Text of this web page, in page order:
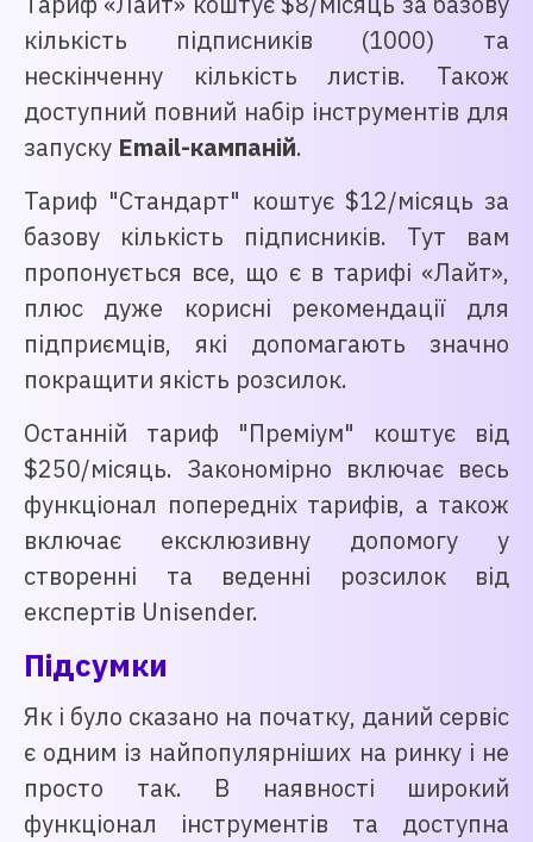
кількість підписників (1000) та
нескінченну кількість листів. Також
доступний повний набір інструментів для
запуску Email-кампаній.
Тариф "Стандарт" коштує $12/місяць за
базову кількість підписників. Тут вам
пропонується все, що є в тарифі «Лайт»,
плюс дуже корисні рекомендації для
підприємців, які допомагають значно
покращити якість розсилок.
Останній тариф "Преміум" коштує від
$250/місяць. Закономірно включає весь
функціонал попередніх тарифів, а також
включає ексклюзивну допомогу у
створенні та веденні розсилок від
експертів Unisender.
Підсумки
Як і було сказано на початку, даний сервіс
є одним із найпопулярніших на ринку і не
просто так. В наявності широкий
функціонал інструментів та доступна